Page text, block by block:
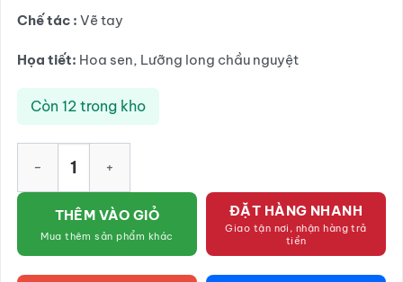
Chế tác : Vẽ tay
Họa tiết: Hoa sen, Lưỡng long chầu nguyệt
Còn 12 trong kho
THÊM VÀO GIỎ
Mua thêm sản phẩm khác
ĐẶT HÀNG NHANH
Giao tận nơi, nhận hàng trả
tiền